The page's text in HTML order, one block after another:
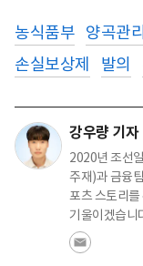
농식품부 양곡관
손실보상제
발의
강우량 기자
2020년 조선
주재)과 금융
포츠 스토리를
기울이겠습니